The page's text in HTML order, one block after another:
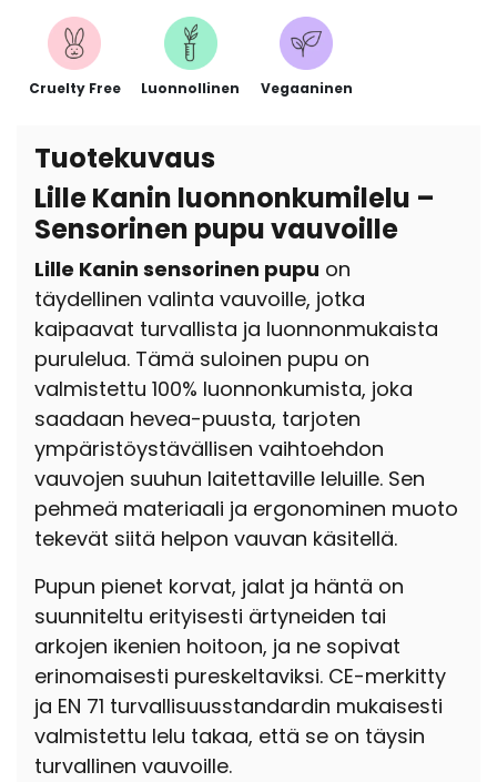
Cruelty Free Luonnollinen Vegaaninen
Tuotekuvaus
Lille Kanin luonnonkumilelu –
Sensorinen pupu vauvoille
Lille Kanin sensorinen pupu on
täydellinen valinta vauvoille, jotka
kaipaavat turvallista ja luonnonmukaista
purulelua. Tämä suloinen pupu on
valmistettu 100% luonnonkumista, joka
saadaan hevea-puusta, tarjoten
ympäristöystävällisen vaihtoehdon
vauvojen suuhun laitettaville leluille. Sen
pehmeä materiaali ja ergonominen muoto
tekevät siitä helpon vauvan käsitellä.
Pupun pienet korvat, jalat ja häntä on
suunniteltu erityisesti ärtyneiden tai
arkojen ikenien hoitoon, ja ne sopivat
erinomaisesti pureskeltaviksi. CE-merkitty
ja EN 71 turvallisuusstandardin mukaisesti
valmistettu lelu takaa, että se on täysin
turvallinen vauvoille.